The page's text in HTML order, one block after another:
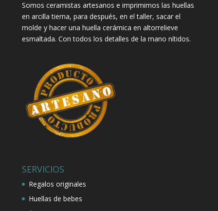
Somos ceramistas artesanos e imprimimos las huellas
en arcilla tierna, para después, en el taller, sacar el
molde y hacer una huella cerámica en altorrelieve
esmaltada. Con todos los detalles de la mano nítidos.
SERVICIOS
Regalos originales
Huellas de bebes